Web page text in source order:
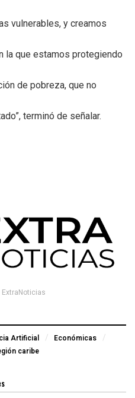
vulnerables, y creamos
la que estamos protegiendo
de pobreza, que no
terminó de señalar.
Artificial
Económicas
caribe